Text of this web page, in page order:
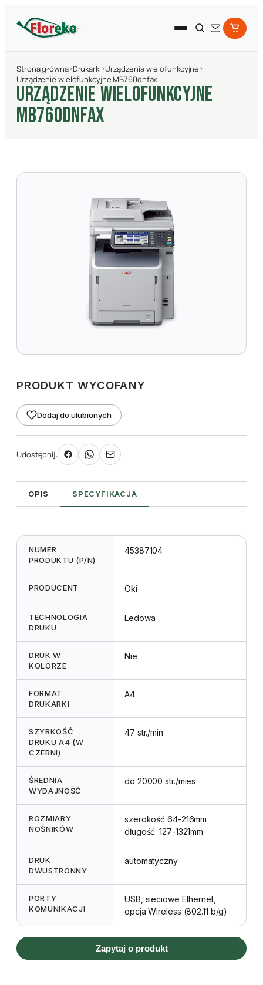
Strona główna›Drukarki›Urządzenia wielofunkcyjne›
Urządzenie wielofunkcyjne MB760dnfax
URZąDZENIE WIELOFUNKCYJNE
MB760DNFAX
PRODUKT WYCOFANY
Dodaj do ulubionych
Udostępnij:
OPIS SPECYFIKACJA
NUMER
PRODUKTU (P/N)
45387104
PRODUCENT Oki
TECHNOLOGIA
DRUKU
Ledowa
DRUK W
KOLORZE
Nie
FORMAT
DRUKARKI
A4
SZYBKOŚĆ
DRUKU A4 (W
CZERNI)
47 str./min
ŚREDNIA
WYDAJNOŚĆ
do 20000 str./mies
ROZMIARY
NOŚNIKÓW
szerokość 64-216mm
długość: 127-1321mm
DRUK
DWUSTRONNY
automatyczny
PORTY
KOMUNIKACJI
USB, sieciowe Ethernet,
opcja Wireless (802.11 b/g)
Zapytaj o produkt